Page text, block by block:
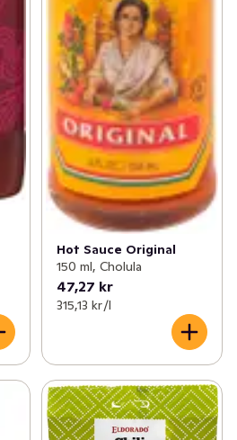
Hot Sauce Original
150 ml, Cholula
47,27 kr
315,13 kr /l